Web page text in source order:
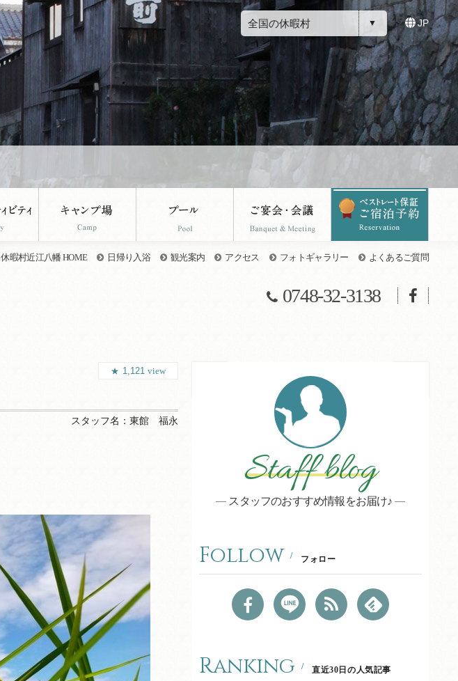
全国の休暇村 JP
休暇村近江八幡 HOME 日帰り入浴 観光案内 アクセス フォトギャラリー よくあるご質問
0748-32-3138
1,121 view
スタッフ名： 東館 福永
Staff blog
スタッフのおすすめ情報をお届け♪
Follow フォロー
Ranking 直近30日の人気記事